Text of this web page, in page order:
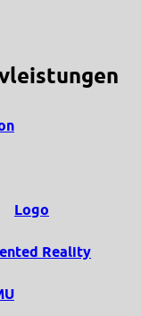
Logo
Reality